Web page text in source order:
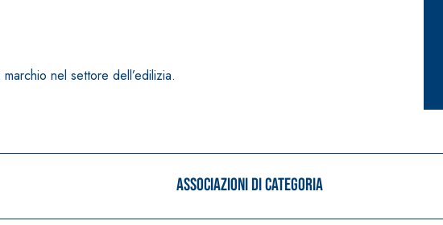
nel settore dell’edilizia.
Associazioni di categoria